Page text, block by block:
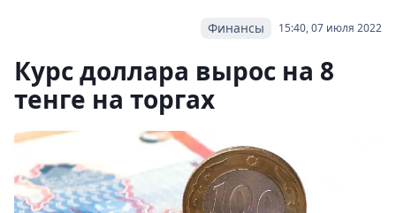
15:40, 07 июля 2022
Финансы
Курс доллара вырос на 8
тенге на торгах